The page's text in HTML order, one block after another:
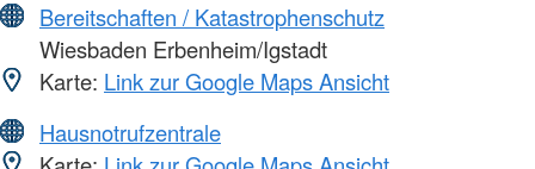
Bereitschaften / Katastrophenschutz
Wiesbaden Erbenheim/Igstadt
Karte: Link zur Google Maps Ansicht
Hausnotrufzentrale